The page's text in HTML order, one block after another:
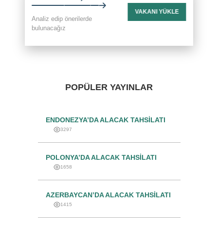
POPÜLER YAYINLAR
ENDONEZYA’DA ALACAK TAHSILATI
3297
POLONYA’DA ALACAK TAHSILATI
1658
AZERBAYCAN’DA ALACAK TAHSILATI
1415
Analiz edip önerilerde
bulunacağız
VAKANI YÜKLE